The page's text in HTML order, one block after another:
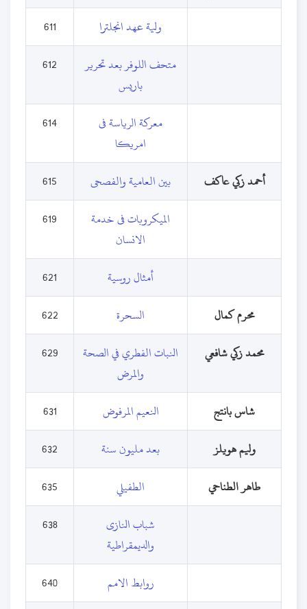
ولية عهد انجلترا
611
متحف اللوفر بعد تحرير
باريس
612
معركة الرياسة فى
امريكا
614
أحمد زكي عاكف بين العامية والفصحى
615
الميكروبات فى خدمة
الانسان
619
أمثال روسية
621
محرم كمال
السحرة
622
محمد زكي شافعي
النبات الفطري في الصحة
والمرض
629
شاس بانتج النعيم المرفوض
631
وليم هويلز
بعد مليون سنة
632
طاهر الطناحي
الطفيلي
635
شباب النازى
والديمقراطية
638
روابط الامم
640